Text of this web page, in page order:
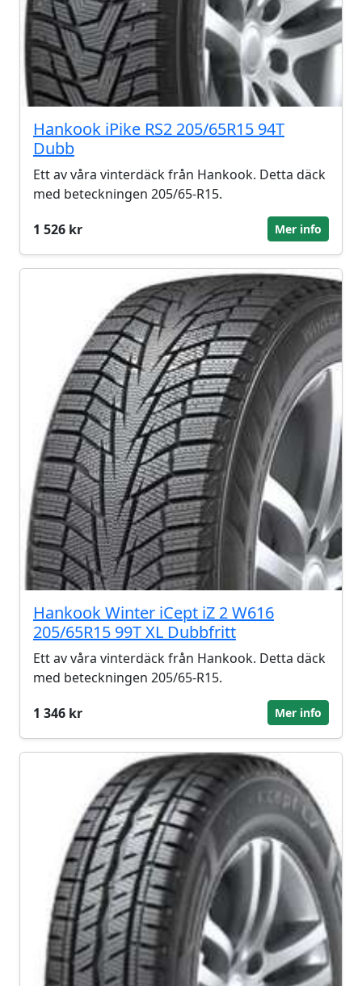
Hankook iPike RS2 205/65R15 94T
Dubb
Ett av våra vinterdäck från Hankook. Detta däck
med beteckningen 205/65-R15.
1 526 kr
Mer info
Hankook Winter iCept iZ 2 W616
205/65R15 99T XL Dubbfritt
Ett av våra vinterdäck från Hankook. Detta däck
med beteckningen 205/65-R15.
1 346 kr
Mer info